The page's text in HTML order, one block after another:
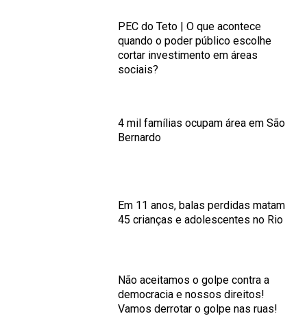
PEC do Teto | O que acontece
quando o poder público escolhe
cortar investimento em áreas
sociais?
4 mil famílias ocupam área em São
Bernardo
Em 11 anos, balas perdidas matam
45 crianças e adolescentes no Rio
Não aceitamos o golpe contra a
democracia e nossos direitos!
Vamos derrotar o golpe nas ruas!